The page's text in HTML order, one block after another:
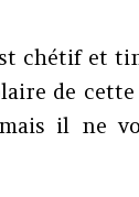
chétif et
de
il ne